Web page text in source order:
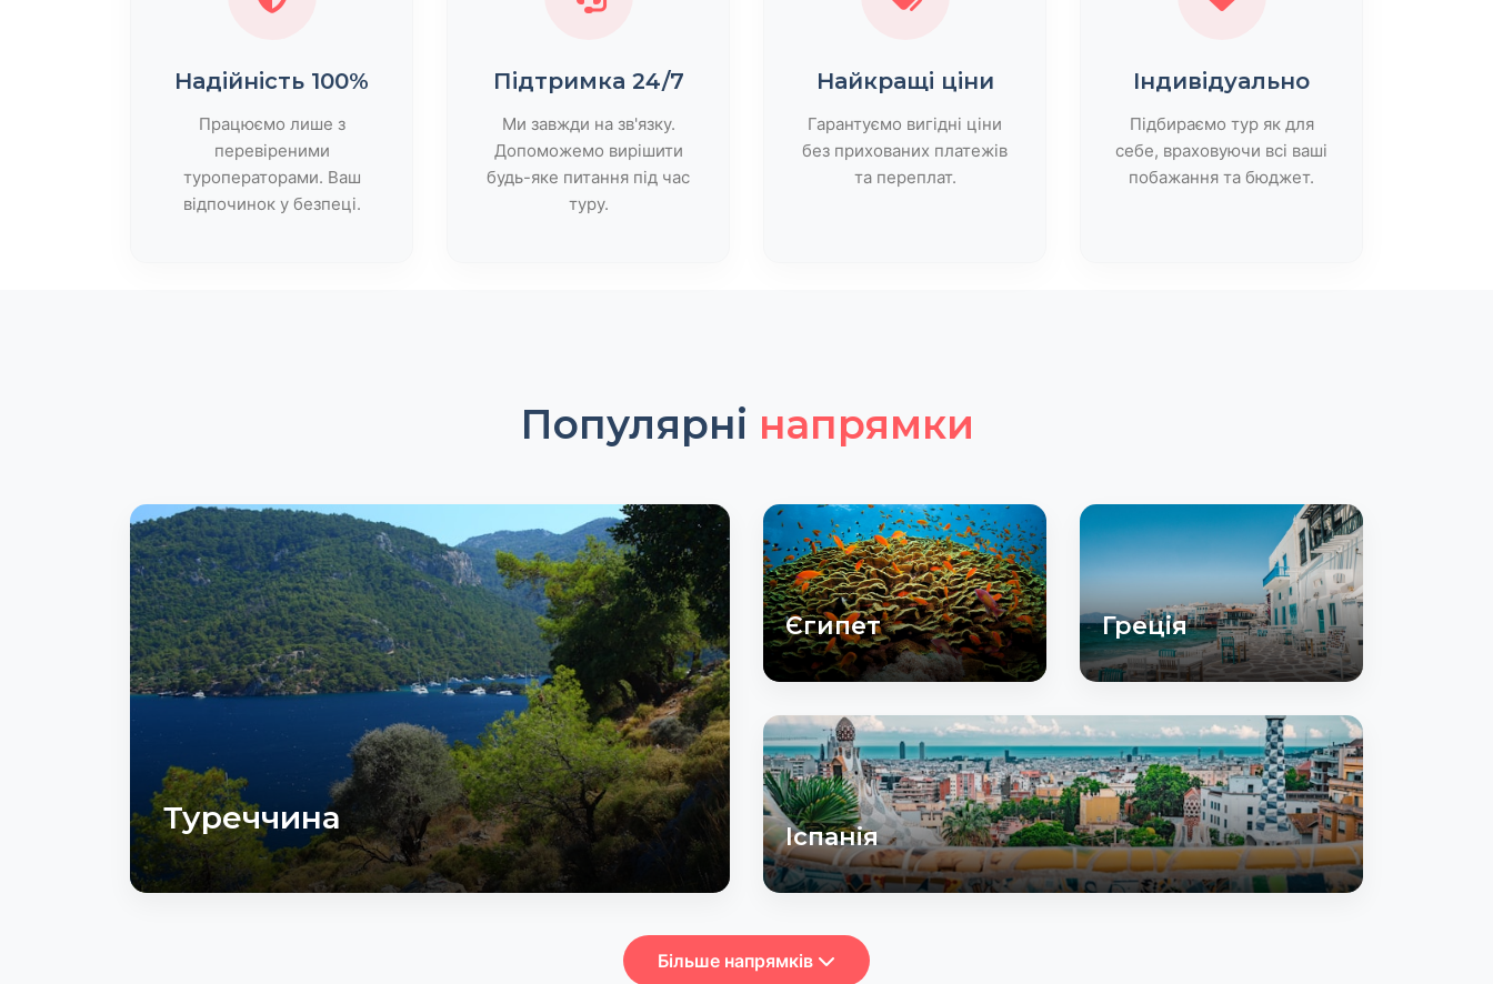
Надійність 100%
Працюємо лише з
перевіреними
туроператорами. Ваш
відпочинок у безпеці.
Підтримка 24/7
Ми завжди на зв'язку.
Допоможемо вирішити
будь-яке питання під час
туру.
Найкращі ціни
Гарантуємо вигідні ціни
без прихованих платежів
та переплат.
Індивідуально
Підбираємо тур як для
себе, враховуючи всі ваші
побажання та бюджет.
Популярні напрямки
Туреччина
Єгипет Греція
Іспанія
Більше напрямків